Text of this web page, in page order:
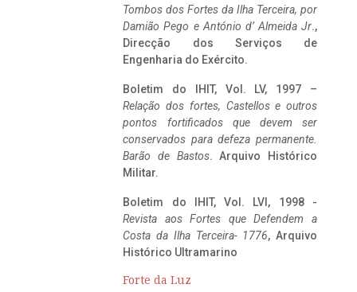
Tombos dos Fortes da Ilha Terceira, por
Damião Pego e António d’ Almeida Jr.,
Direcção dos Serviços de
Engenharia do Exército.
Boletim do IHIT, Vol. LV, 1997 –
Relação dos fortes, Castellos e outros
pontos fortificados que devem ser
conservados para defeza permanente.
Barão de Bastos. Arquivo Histórico
Militar.
Boletim do IHIT, Vol. LVI, 1998 -
Revista aos Fortes que Defendem a
Costa da Ilha Terceira- 1776, Arquivo
Histórico Ultramarino
Forte da Luz